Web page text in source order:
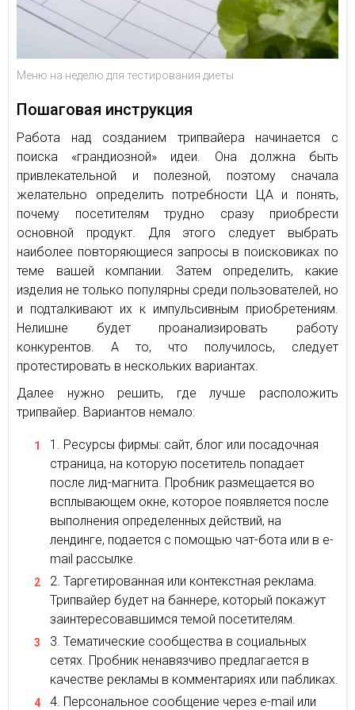
Меню на неделю для тестирования диеты
Пошаговая инструкция
Работа над созданием трипвайера начинается с
поиска «грандиозной» идеи. Она должна быть
привлекательной и полезной, поэтому сначала
желательно определить потребности ЦА и понять,
почему посетителям трудно сразу приобрести
основной продукт. Для этого следует выбрать
наиболее повторяющиеся запросы в поисковиках по
теме вашей компании. Затем определить, какие
изделия не только популярны среди пользователей, но
и подталкивают их к импульсивным приобретениям.
Нелишне будет проанализировать работу
конкурентов. А то, что получилось, следует
протестировать в нескольких вариантах.
Далее нужно решить, где лучше расположить
трипвайер. Вариантов немало:
Ресурсы фирмы: сайт, блог или посадочная
страница, на которую посетитель попадает
после лид-магнита. Пробник размещается во
всплывающем окне, которое появляется после
выполнения определенных действий, на
лендинге, подается с помощью чат-бота или в e-
mail рассылке.
Таргетированная или контекстная реклама.
Трипвайер будет на баннере, который покажут
заинтересовавшимся темой посетителям.
Тематические сообщества в социальных
сетях. Пробник ненавязчиво предлагается в
качестве рекламы в комментариях или пабликах.
Персональное сообщение через e-mail или